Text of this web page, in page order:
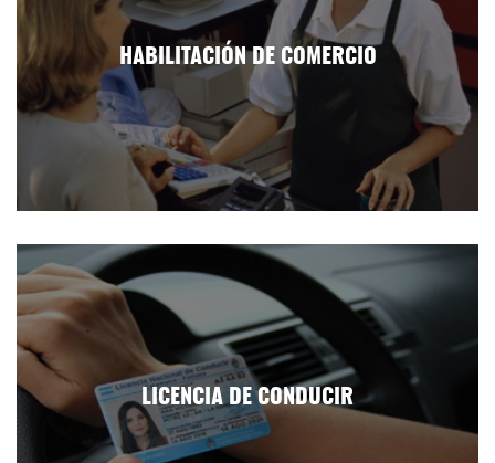
HABILITACIÓN DE COMERCIO
LICENCIA DE CONDUCIR